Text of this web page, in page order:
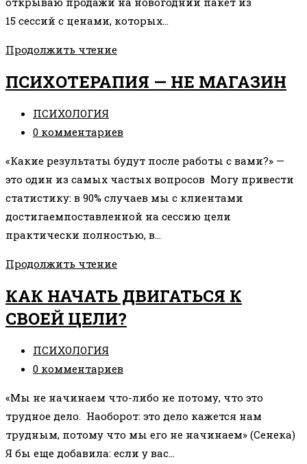
15 сессий с ценами, которых…
Продолжить чтениеСПЕЦПРЕДЛОЖЕНИЕ
ПСИХОТЕРАПИЯ — НЕ МАГАЗИН
Рубрика
записи:
ПСИХОЛОГИЯ
Комментарии
записи:
0 комментариев
«Какие результаты будут после работы с вами?» —
это один из самых частых вопросов Могу привести
статистику: в 90% случаев мы с клиентами
достигаемпоставленной на сессию цели
практически полностью, в…
Продолжить чтениеПСИХОТЕРАПИЯ
НЕ
МАГАЗИН
КАК НАЧАТЬ ДВИГАТЬСЯ К
СВОЕЙ ЦЕЛИ?
Рубрика
записи:
ПСИХОЛОГИЯ
Комментарии
записи:
0 комментариев
«Мы не начинаем что-либо не потому, что это
трудное дело. Наоборот: это дело кажется нам
трудным, потому что мы его не начинаем» (Сенека)
Я бы еще добавила: если у вас…